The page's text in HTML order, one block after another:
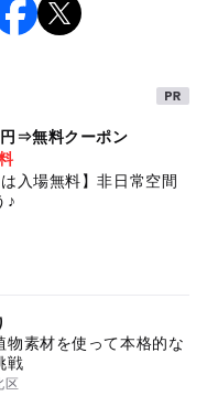
グ・グルメ
⇒無料クーポン
入場無料】非日常空間
♪
物素材を使って本格的な
戦
区